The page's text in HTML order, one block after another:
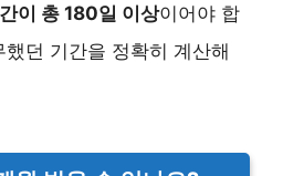
이 총 180일 이상이어야 합
던 기간을 정확히 계산해